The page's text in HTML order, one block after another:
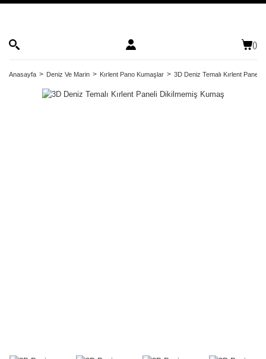
()
Anasayfa Deniz Ve Marin Kırlent Pano Kumaşlar 3D Deniz Temalı Kırlent Paneli